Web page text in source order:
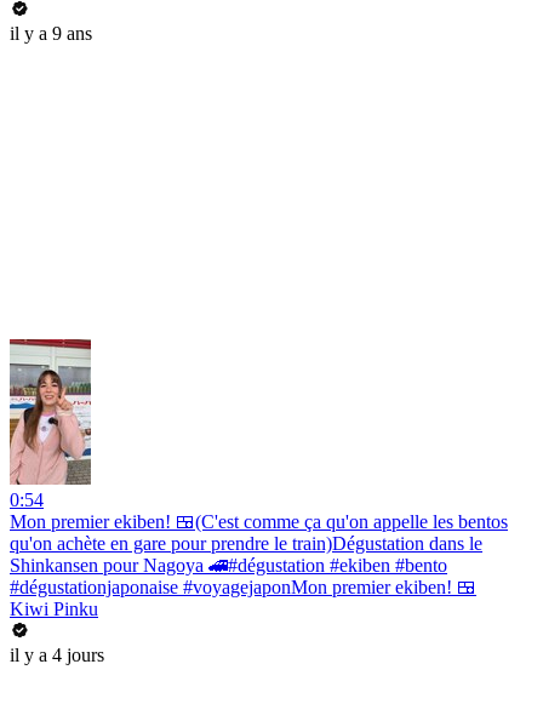
il y a 9 ans
0:54
Mon premier ekiben! 🍱(C'est comme ça qu'on appelle les bentos
qu'on achète en gare pour prendre le train)Dégustation dans le
Shinkansen pour Nagoya 🚄#dégustation #ekiben #bento
#dégustationjaponaise #voyagejaponMon premier ekiben! 🍱
Kiwi Pinku
il y a 4 jours